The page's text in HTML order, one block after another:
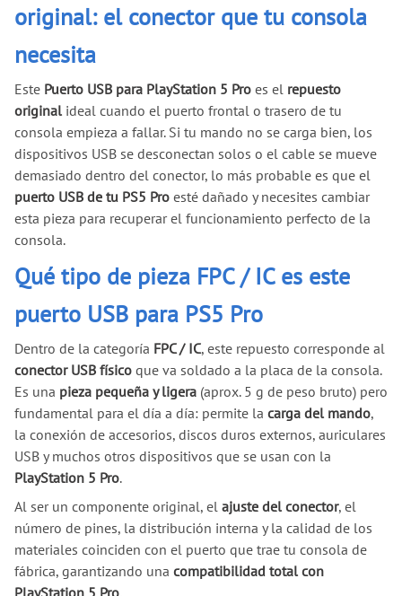
original: el conector que tu consola
necesita
Este Puerto USB para PlayStation 5 Pro es el repuesto
original ideal cuando el puerto frontal o trasero de tu
consola empieza a fallar. Si tu mando no se carga bien, los
dispositivos USB se desconectan solos o el cable se mueve
demasiado dentro del conector, lo más probable es que el
puerto USB de tu PS5 Pro esté dañado y necesites cambiar
esta pieza para recuperar el funcionamiento perfecto de la
consola.
Qué tipo de pieza FPC / IC es este
puerto USB para PS5 Pro
Dentro de la categoría FPC / IC, este repuesto corresponde al
conector USB físico que va soldado a la placa de la consola.
Es una pieza pequeña y ligera (aprox. 5 g de peso bruto) pero
fundamental para el día a día: permite la carga del mando,
la conexión de accesorios, discos duros externos, auriculares
USB y muchos otros dispositivos que se usan con la
PlayStation 5 Pro.
Al ser un componente original, el ajuste del conector, el
número de pines, la distribución interna y la calidad de los
materiales coinciden con el puerto que trae tu consola de
fábrica, garantizando una compatibilidad total con